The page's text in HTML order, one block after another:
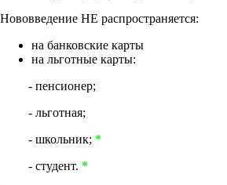
Нововведение НЕ распространяется:
на банковские карты
на льготные карты:
- пенсионер;
- льготная;
- школьник; *
- студент. *